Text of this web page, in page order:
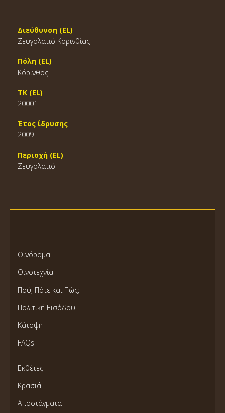
Διεύθυνση (EL)
Ζευγολατιό Κορινθίας
Πόλη (EL)
Κόρινθος
ΤΚ (EL)
20001
Έτος ίδρυσης
2009
Περιοχή (EL)
Ζευγολατιό
Οινόραμα
Οινοτεχνία
Πού, Πότε και Πώς;
Πολιτική Εισόδου
Κάτοψη
FAQs
Εκθέτες
Κρασιά
Αποστάγματα